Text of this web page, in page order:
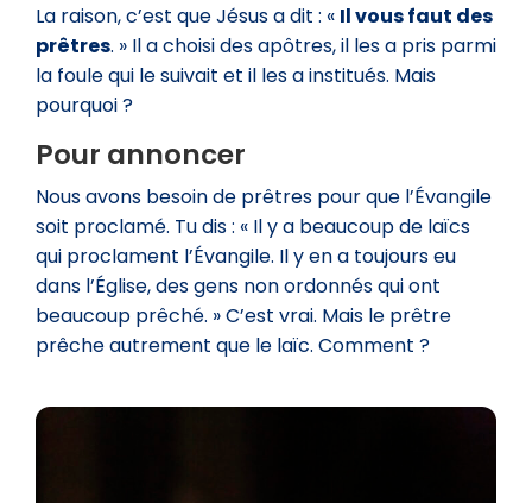
La raison, c’est que Jésus a dit : « Il vous faut des
prêtres. » Il a choisi des apôtres, il les a pris parmi
la foule qui le suivait et il les a institués. Mais
pourquoi ?
Pour annoncer
Nous avons besoin de prêtres pour que l’Évangile
soit proclamé. Tu dis : « Il y a beaucoup de laïcs
qui proclament l’Évangile. Il y en a toujours eu
dans l’Église, des gens non ordonnés qui ont
beaucoup prêché. » C’est vrai. Mais le prêtre
prêche autrement que le laïc. Comment ?